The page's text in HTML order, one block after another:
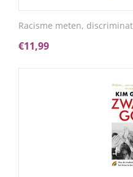
Racisme meten,
€11,99